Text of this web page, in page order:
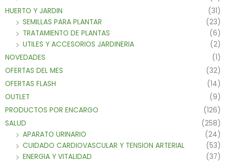
HUERTO Y JARDIN
(31)
SEMILLAS PARA PLANTAR
(23)
TRATAMIENTO DE PLANTAS
(6)
UTILES Y ACCESORIOS JARDINERIA
(2)
NOVEDADES
(1)
OFERTAS DEL MES
(32)
OFERTAS FLASH
(14)
OUTLET
(9)
PRODUCTOS POR ENCARGO
(126)
SALUD
(258)
APARATO URINARIO
(24)
CUIDADO CARDIOVASCULAR Y TENSION ARTERIAL
(53)
ENERGIA Y VITALIDAD
(37)